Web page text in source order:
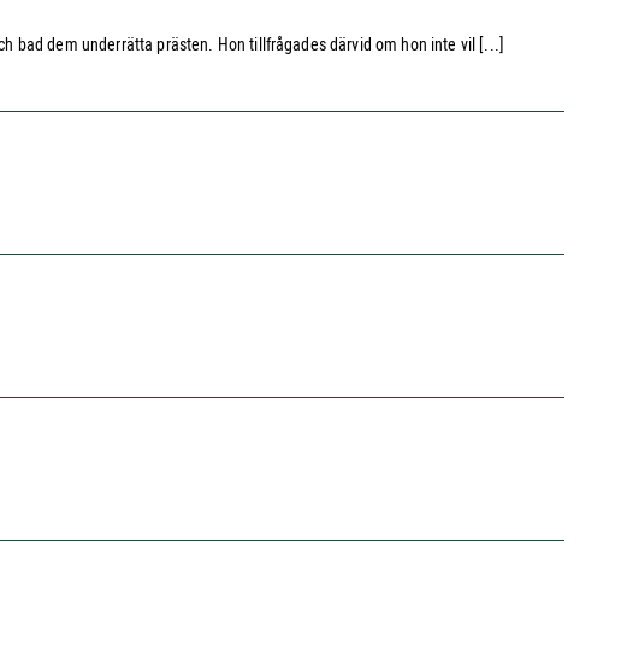
bad dem underrätta prästen. Hon tillfrågades därvid om hon inte vil [...]